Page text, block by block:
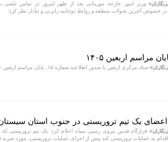
وزیر امور خارجه موریتانی بعد از ظهر امروز در تماس تلفنی
خصوص آخرین تحولات منطقه و روابط دوجانبه رایزنی و تبادل نظر کرد.
مراسم اربعین ۱۴۰۵
ستاد مرکزی اربعین با صدور اطلاعیه شماره ۱۵، پایان مراسم اربعین حسینی سال ۱۴۰۵ را اعلام کرد.
یک تیم تروریستی در جنوب استان
قرارگاه قدس نیروی زمینی سپاه اعلام کرد: یک تیم
به عملیات تروریستی کند پیش از اجرای عملیات تروریستی، مورد ضربه